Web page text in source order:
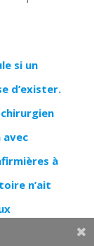
si un
d’exister.
avec
à
n’ait